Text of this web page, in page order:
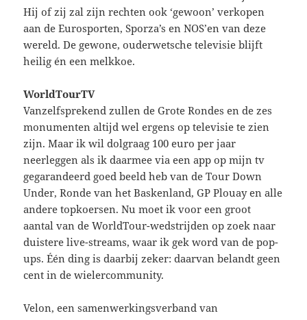
Hij of zij zal zijn rechten ook ‘gewoon’ verkopen
aan de Eurosporten, Sporza’s en NOS’en van deze
wereld. De gewone, ouderwetsche televisie blijft
heilig én een melkkoe.
WorldTourTV
Vanzelfsprekend zullen de Grote Rondes en de zes
monumenten altijd wel ergens op televisie te zien
zijn. Maar ik wil dolgraag 100 euro per jaar
neerleggen als ik daarmee via een app op mijn tv
gegarandeerd goed beeld heb van de Tour Down
Under, Ronde van het Baskenland, GP Plouay en alle
andere topkoersen. Nu moet ik voor een groot
aantal van de WorldTour-wedstrijden op zoek naar
duistere live-streams, waar ik gek word van de pop-
ups. Één ding is daarbij zeker: daarvan belandt geen
cent in de wielercommunity.
Velon, een samenwerkingsverband van